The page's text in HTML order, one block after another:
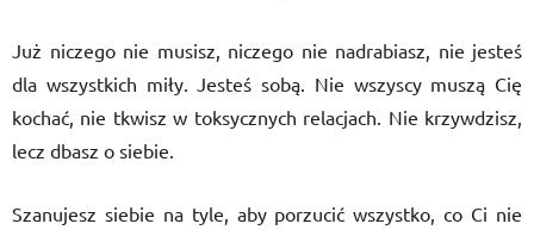
Już niczego nie musisz, niczego nie nadrabiasz, nie jesteś
dla wszystkich miły. Jesteś sobą. Nie wszyscy muszą Cię
kochać, nie tkwisz w toksycznych relacjach. Nie krzywdzisz,
lecz dbasz o siebie.
Szanujesz siebie na tyle, aby porzucić wszystko, co Ci nie